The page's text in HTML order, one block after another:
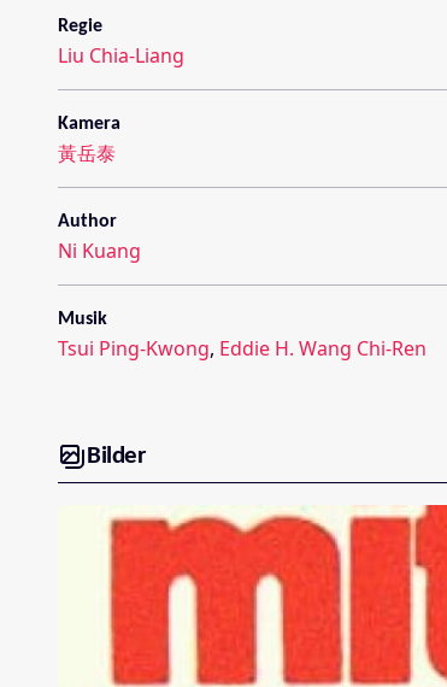
Regie
Liu Chia-Liang
Kamera
黃岳泰
Author
Ni Kuang
Musik
Tsui Ping-Kwong, Eddie H. Wang Chi-Ren
Bilder